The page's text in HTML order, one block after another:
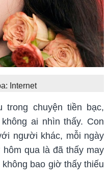
Internet
trong chuyện tiền bạc,
ai nhìn thấy. Con
người khác, mỗi ngày
qua là đã thấy may
bao giờ thấy thiếu